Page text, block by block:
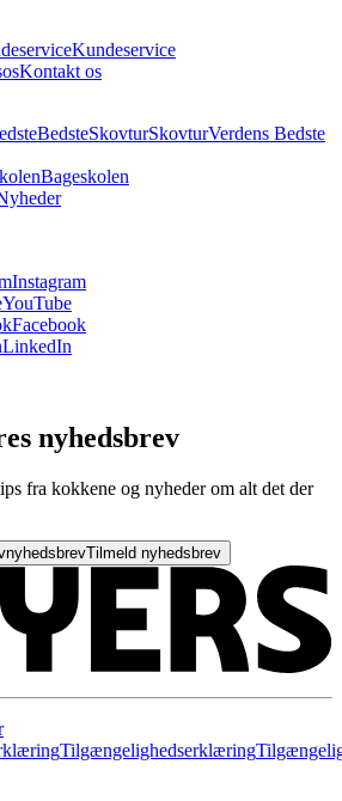
Kundeservice
osKontakt os
BedsteSkovturSkovturVerdens Bedste
Bageskolen
Instagram
YouTube
Facebook
LinkedIn
nyhedsbrev
fra kokkene og nyheder om alt det der
nyhedsbrevTilmeld nyhedsbrev
Tilgængelighedserklæring